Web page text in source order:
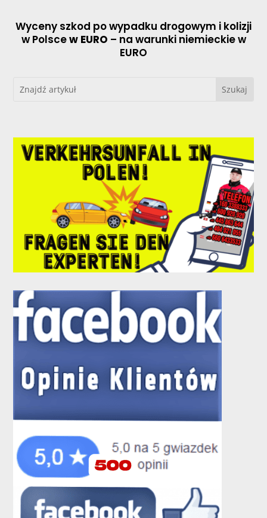
Wyceny szkod po wypadku drogowym i kolizji
w Polscew EURO – na warunki niemieckie w
EURO